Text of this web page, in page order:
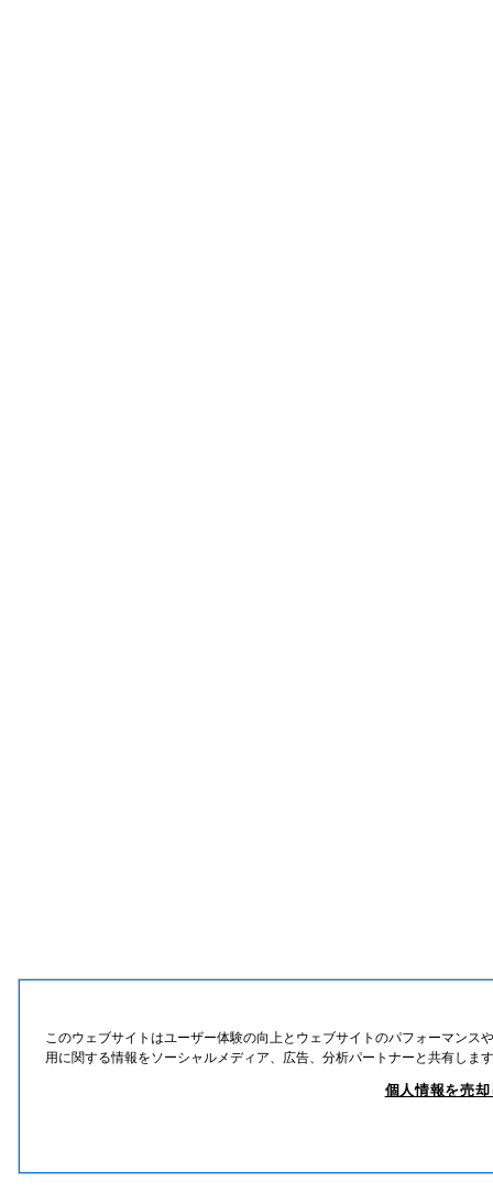
このウェブサイトはユーザー体験の向上とウェブサイトのパフォーマン
用に関する情報をソーシャルメディア、広告、分析パートナーと共有しま
個人情報を売